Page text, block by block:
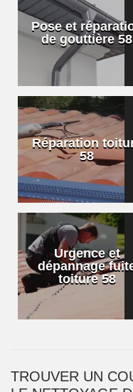
Pose et
de gouttière 58
Réparation
58
Urgence et
dépannage
toiture 58
TROUVER UN